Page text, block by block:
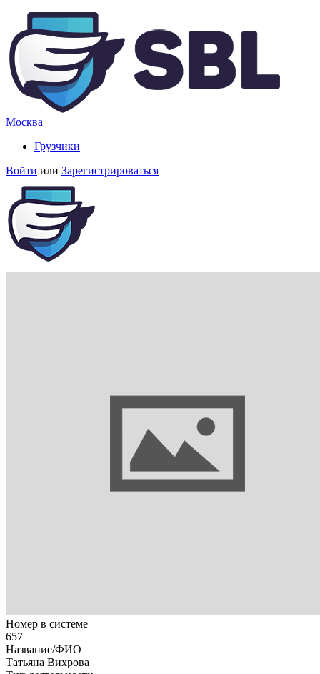
Москва
Грузчики
Войти или Зарегистрироваться
Номер в системе
657
Название/ФИО
Татьяна Вихрова